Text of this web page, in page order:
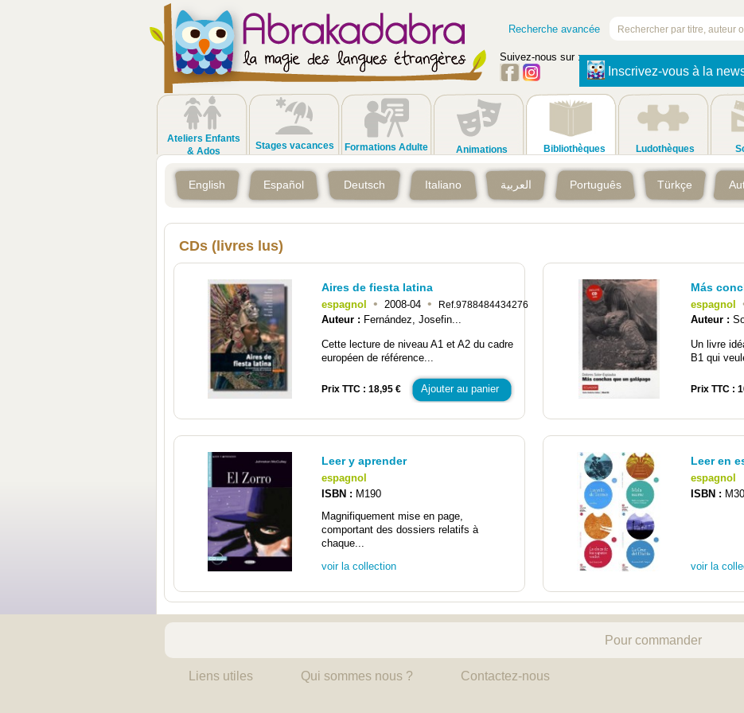
Recherche avancée
Suivez-nous sur :
Inscrivez-vous à la
Ateliers Enfants
& Ados
Stages vacances Formations Adulte Animations Bibliothèques Ludothèques
English Español Deutsch Italiano العربية Português Türkçe
CDs (livres lus)
Aires de fiesta latina
espagnol • 2008-04 • Ref.9788484434276
Auteur : Fernández, Josefin...
Cette lecture de niveau A1 et A2 du cadre
européen de référence...
Prix TTC : 18,95 € Ajouter au panier
Más
espagnol
Auteur :
Un livre
B1 qui
Prix TTC :
Leer y aprender
espagnol
ISBN : M190
Magnifiquement mise en page,
comportant des dossiers relatifs à
chaque...
voir la collection
Leer en
espagnol
ISBN :
voir la
Pour commander
Liens utiles Qui sommes nous ? Contactez-nous